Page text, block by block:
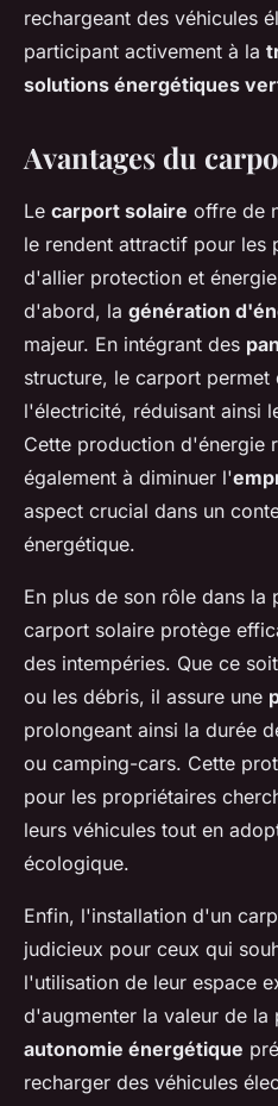
rechargeant des véhicules
participant activement à la
solutions énergétiques
Avantages du
Le carport solaire offre de
le rendent attractif pour les
d'allier protection et
d'abord, la génération
majeur. En intégrant des
structure, le carport permet
l'électricité, réduisant ainsi
Cette production d'énergie
également à diminuer l'
aspect crucial dans un
énergétique.
En plus de son rôle dans
carport solaire protège
des intempéries. Que ce
ou les débris, il assure une
prolongeant ainsi la durée
ou camping-cars. Cette
pour les propriétaires
leurs véhicules tout en
écologique.
Enfin, l'installation d'un
judicieux pour ceux qui
l'utilisation de leur espace
d'augmenter la valeur de
autonomie énergétique
recharger des véhicules